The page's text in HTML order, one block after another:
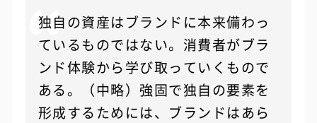
独自の資産はブランドに本来備わっ
ているものではない。消費者がブラ
ンド体験から学び取っていくもので
ある。（中略）強固で独自の要素を
形成するためには、ブランドはあら